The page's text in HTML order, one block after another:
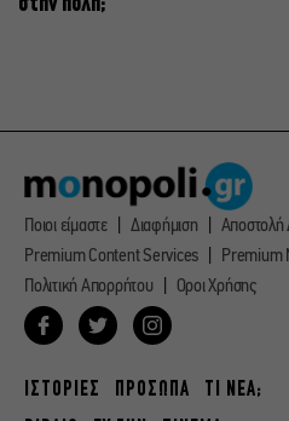
Ποιοι είμαστε Διαφήμιση
Αποστολή
Premium Content Services
Premium
Πολιτική Απορρήτου
Οροι Χρήσης
ΙΣΤΟΡΙΕΣ ΠΡΟΣΩΠΑ
ΤΙ ΝΕΑ;